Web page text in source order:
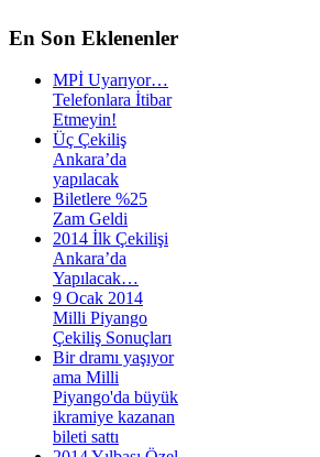
En Son Eklenenler
MPİ Uyarıyor…
Telefonlara İtibar
Etmeyin!
Üç Çekiliş
Ankara’da
yapılacak
Biletlere %25
Zam Geldi
2014 İlk Çekilişi
Ankara’da
Yapılacak…
9 Ocak 2014
Milli Piyango
Çekiliş Sonuçları
Bir dramı yaşıyor
ama Milli
Piyango'da büyük
ikramiye kazanan
bileti sattı